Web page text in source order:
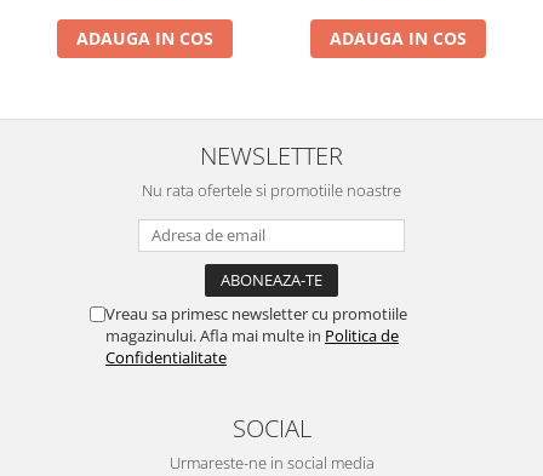
ADAUGA IN COS ADAUGA IN COS
NEWSLETTER
Nu rata ofertele si promotiile noastre
Vreau sa primesc newsletter cu promotiile
magazinului. Afla mai multe in Politica de
Confidentialitate
SOCIAL
Urmareste-ne in social media